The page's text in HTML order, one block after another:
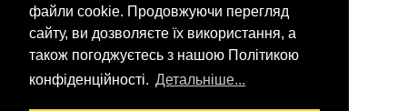
файли cookie. Продовжуючи перегляд
сайту, ви дозволяєте їх використання, а
також погоджуєтесь з нашою Політикою
конфіденційності. Детальніше...
Would you like to provide
feedback? Just click here to suggest